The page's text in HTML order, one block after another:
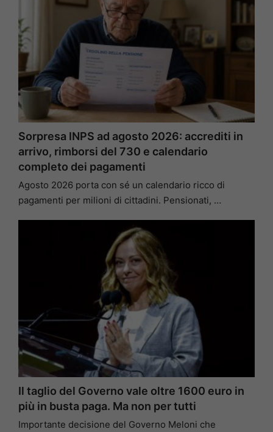
Sorpresa INPS ad agosto 2026: accrediti in
arrivo, rimborsi del 730 e calendario
completo dei pagamenti
Agosto 2026 porta con sé un calendario ricco di
pagamenti per milioni di cittadini. Pensionati, …
Il taglio del Governo vale oltre 1600 euro in
più in busta paga. Ma non per tutti
Importante decisione del Governo Meloni che